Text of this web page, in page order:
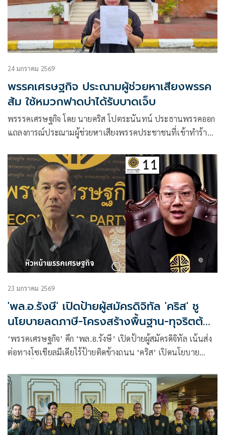
24 มกราคม 2569
พรรคเศรษฐกิจ ประณามผู้ช่วยหาเสียงพรรค
ส้ม ใช้หมวกฟาดบ่าได้รับบาดเจ็บ
พรรรคเศรษฐกิจ โดย นายคริส โปตระนันทน์ ประธานพรรคออก
แถลงการณ์ประณามผู้ช่วยหาเสียงพรรคประชาชนที่เข้าทำร้าย
23 มกราคม 2569
'พล.อ.รังษี' เปิดป้ายผู้สมัครดิจิทัล 'คริส' ชู
นโยบายลดภาษี-โครงสร้างพื้นฐาน-ทุจริตต้อง
ประหาร
‘พรรคเศรษฐกิจ’ คึก ‘พล.อ.รังษี’ เปิดป้ายผู้สมัครดิจิทัล เน้นส่ง
ต่อทางโซเชียลมีเดียไร้ป้ายติดข้างถนน ‘คริส’ เปิดนโยบาย
ความเร็วสูง โอเชี่ยนลิงค์ ทุจริตต้องประหาร